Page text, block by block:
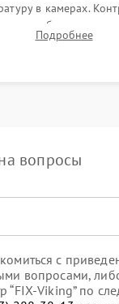
в камерах.
обмерзания
системыПодробнее
вопросы
с
вопросами,
“FIX-Viking” по